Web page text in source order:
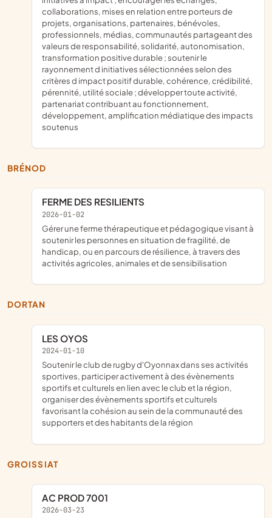
collaborations, mises en relation entre porteurs de
projets, organisations, partenaires, bénévoles,
professionnels, médias, communautés partageant des
valeurs de responsabilité, solidarité, autonomisation,
transformation positive durable ; soutenir le
rayonnement d initiatives sélectionnées selon des
critères d impact positif durable, cohérence, crédibilité,
pérennité, utilité sociale ; développer toute activité,
partenariat contribuant au fonctionnement,
développement, amplification médiatique des impacts
soutenus
BRÉNOD
FERME DES RESILIENTS
2026-01-02
gérer une ferme thérapeutique et pédagogique visant à
soutenir les personnes en situation de fragilité, de
handicap, ou en parcours de résilience, à travers des
activités agricoles, animales et de sensibilisation
DORTAN
LES OYOS
2024-01-10
soutenir le club de rugby d'Oyonnax dans ses activités
sportives, participer activement à des évènements
sportifs et culturels en lien avec le club et la région,
organiser des évènements sportifs et culturels
favorisant la cohésion au sein de la communauté des
supporters et des habitants de la région
GROISSIAT
AC PROD 7001
2026-03-23